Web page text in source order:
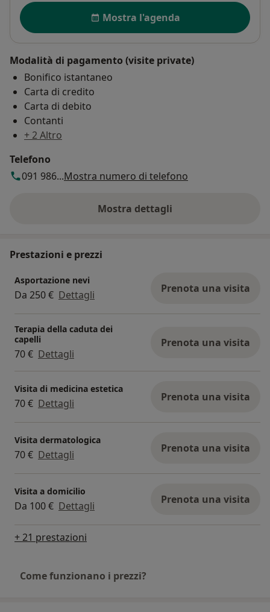
Disponibilità
Mostra l'agenda
Modalità di pagamento (visite private)
Bonifico istantaneo
Carta di credito
Carta di debito
Contanti
+ 2 Altro
Telefono
091 986...Mostra numero di telefono
Mostra dettagli
sull'indirizzo
Prestazioni e prezzi
Asportazione nevi
Da 250 € Dettagli Prenota una visita
Terapia della caduta dei
capelli
70 € Dettagli
Prenota una visita
Visita di medicina estetica
70 € Dettagli Prenota una visita
Visita dermatologica
70 € Dettagli Prenota una visita
Visita a domicilio
Da 100 € Dettagli Prenota una visita
+ 21 prestazioni
Come funzionano i prezzi?